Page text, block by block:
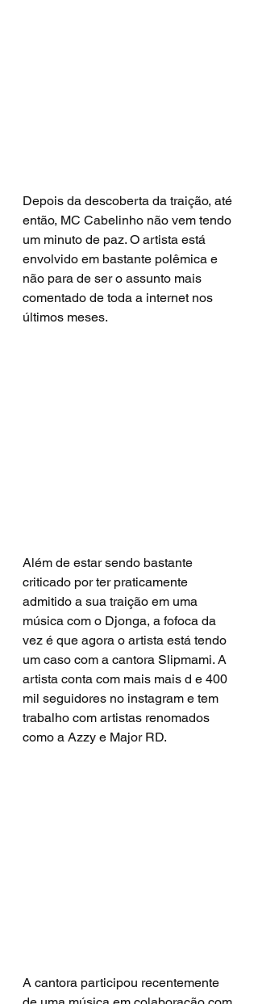
Depois da descoberta da traição, até
então, MC Cabelinho não vem tendo
um minuto de paz. O artista está
envolvido em bastante polêmica e
não para de ser o assunto mais
comentado de toda a internet nos
últimos meses.
Além de estar sendo bastante
criticado por ter praticamente
admitido a sua traição em uma
música com o Djonga, a fofoca da
vez é que agora o artista está tendo
um caso com a cantora Slipmami. A
artista conta com mais mais d e 400
mil seguidores no instagram e tem
trabalho com artistas renomados
como a Azzy e Major RD.
A cantora participou recentemente